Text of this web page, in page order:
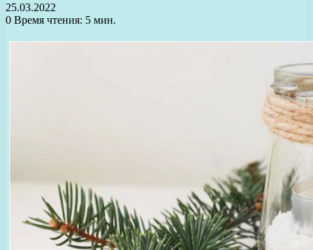
25.03.2022
0 Время чтения: 5 мин.